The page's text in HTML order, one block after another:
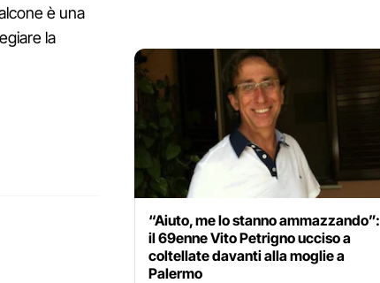
è una
la
“Aiuto, me lo stanno ammazzando”:
il 69enne Vito Petrigno ucciso a
coltellate davanti alla moglie a
Palermo